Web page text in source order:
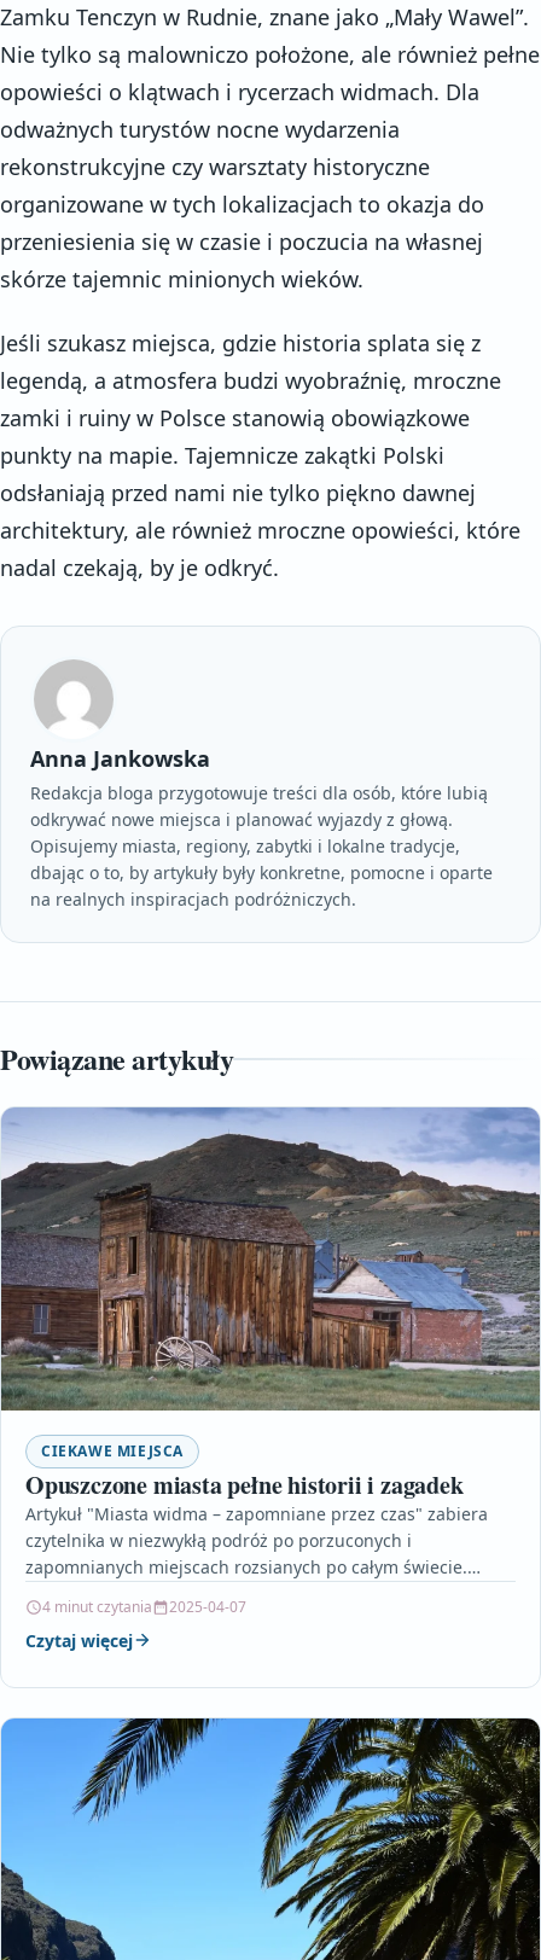
Zamku Tenczyn w Rudnie, znane jako „Mały Wawel”.
Nie tylko są malowniczo położone, ale również pełne
opowieści o klątwach i rycerzach widmach. Dla
odważnych turystów nocne wydarzenia
rekonstrukcyjne czy warsztaty historyczne
organizowane w tych lokalizacjach to okazja do
przeniesienia się w czasie i poczucia na własnej
skórze tajemnic minionych wieków.
Jeśli szukasz miejsca, gdzie historia splata się z
legendą, a atmosfera budzi wyobraźnię, mroczne
zamki i ruiny w Polsce stanowią obowiązkowe
punkty na mapie. Tajemnicze zakątki Polski
odsłaniają przed nami nie tylko piękno dawnej
architektury, ale również mroczne opowieści, które
nadal czekają, by je odkryć.
Anna Jankowska
Redakcja bloga przygotowuje treści dla osób, które lubią
odkrywać nowe miejsca i planować wyjazdy z głową.
Opisujemy miasta, regiony, zabytki i lokalne tradycje,
dbając o to, by artykuły były konkretne, pomocne i oparte
na realnych inspiracjach podróżniczych.
Powiązane artykuły
CIEKAWE MIEJSCA
Opuszczone miasta pełne historii i zagadek
Artykuł "Miasta widma – zapomniane przez czas" zabiera
czytelnika w niezwykłą podróż po porzuconych i
zapomnianych miejscach rozsianych po całym świecie.
4 minut czytania 2025-04-07
Czytaj więcej